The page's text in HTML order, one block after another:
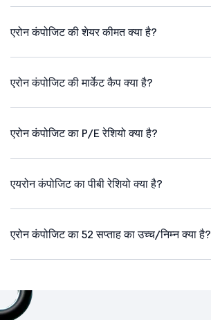
एरोन कंपोजिट की शेयर कीमत क्या है?
एरोन कंपोजिट की मार्केट कैप क्या है?
एरोन कंपोजिट का P/E रेशियो क्या है?
एयरोन कंपोजिट का पीबी रेशियो क्या है?
एरोन कंपोजिट का 52 सप्ताह का उच्च/निम्न क्या है?